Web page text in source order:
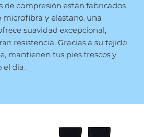
de compresión están fabricados
y elastano, una
suavidad excepcional,
resistencia. Gracias a su tejido
mantienen tus pies frescos y
el día.